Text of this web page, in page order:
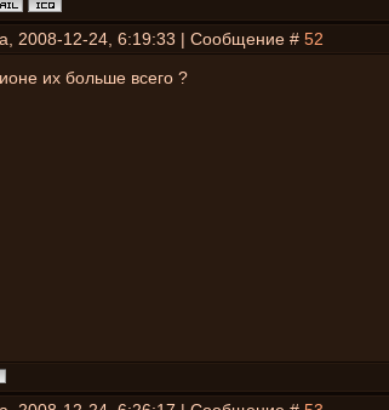
2008-12-24, 6:19:33 | Сообщение # 52
их больше всего ?